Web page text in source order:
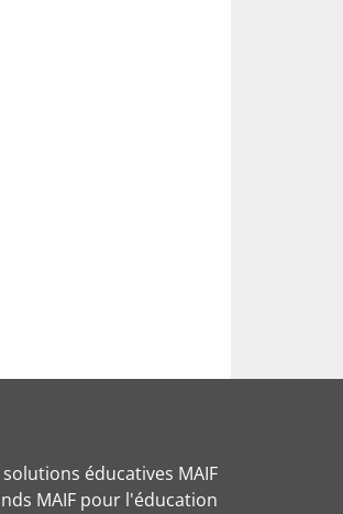
solutions éducatives MAIF
MAIF pour l'éducation